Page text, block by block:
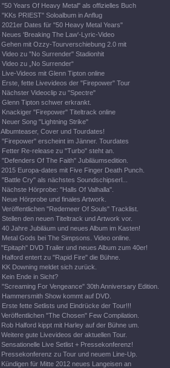
"50 Years Of Heavy Metal" als offizielles Buch
"KKs PRIEST" Soloalbum in Anflug
2021er Dates für "50 Heavy Metal Years"
Neues 'Breaking The Law'-Lyric-Video
Gehen mit Ozzy-Tourverschiebung 2.0 mit
Video zu "No Surrender" Stadionhit
Video zu „No Surrender“
Live-Videos mit Glenn Tipton online
Erste, fette Livevideos der "Firepower" Tour
Nächster Videoclip zu "Spectre"
Glenn Tipton schwer erkrankt.
Knackiger "Firepower" Titeltrack online
Neuer Song "Lightning Strike"
Albumteaser, Cover und Tourdates!
"Firepower" erscheint im Jänner. Tourdates
Fetter Re-release zu "Turbo" steht an.
"Defenders Of The Faith" Jubiläumsedition.
2015 Europa-dates mit Five Finger Death Punch.
"Battle Cry" als nächstes Soundschipserl...
Nächste Hörprobe: "Halls Of Valhalla".
Neue Hörprobe und finales Artwork.
Veröffentlichen "Redemeer Of Souls" Tracklist.
Stellen den neuen Titeltrack und Artwork vor.
40 Jahre Jubiläum und neues Album im Kasten!
Metal Gods bei The Simpsons. Video online.
"Epitaph" DVD Trailer und neues Album zum 40er!
Halford entert zu "Rapid Fire" die Bühne.
KK Downing meldet sich zurück.
Kein Ende in Sicht?
"Screaming For Vengeance" 30th Anniversary Edition.
Hammersmith Show kommt auf DVD.
Erste fette Setlists und Eindrücke der Tour!!!
Veröffentlichen "The Chosen" Few Compilation.
Rob Halford kippt mit Harley auf der Bühne um.
Weitere gute Livevideos der aktuellen Tour.
Sensationelle Live Setlist + Pressekonferenz!
Pressekonferenz zu Tour und neuem Line-Up.
Kündigen für Mitte 2012 neues Langeisen an